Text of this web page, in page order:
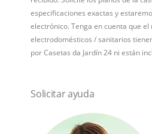
especificaciones exactas y
electrónico. Tenga en cuenta que
electrodomésticos / sanitarios
por Casetas da Jardín 24 ni están
Solicitar ayuda